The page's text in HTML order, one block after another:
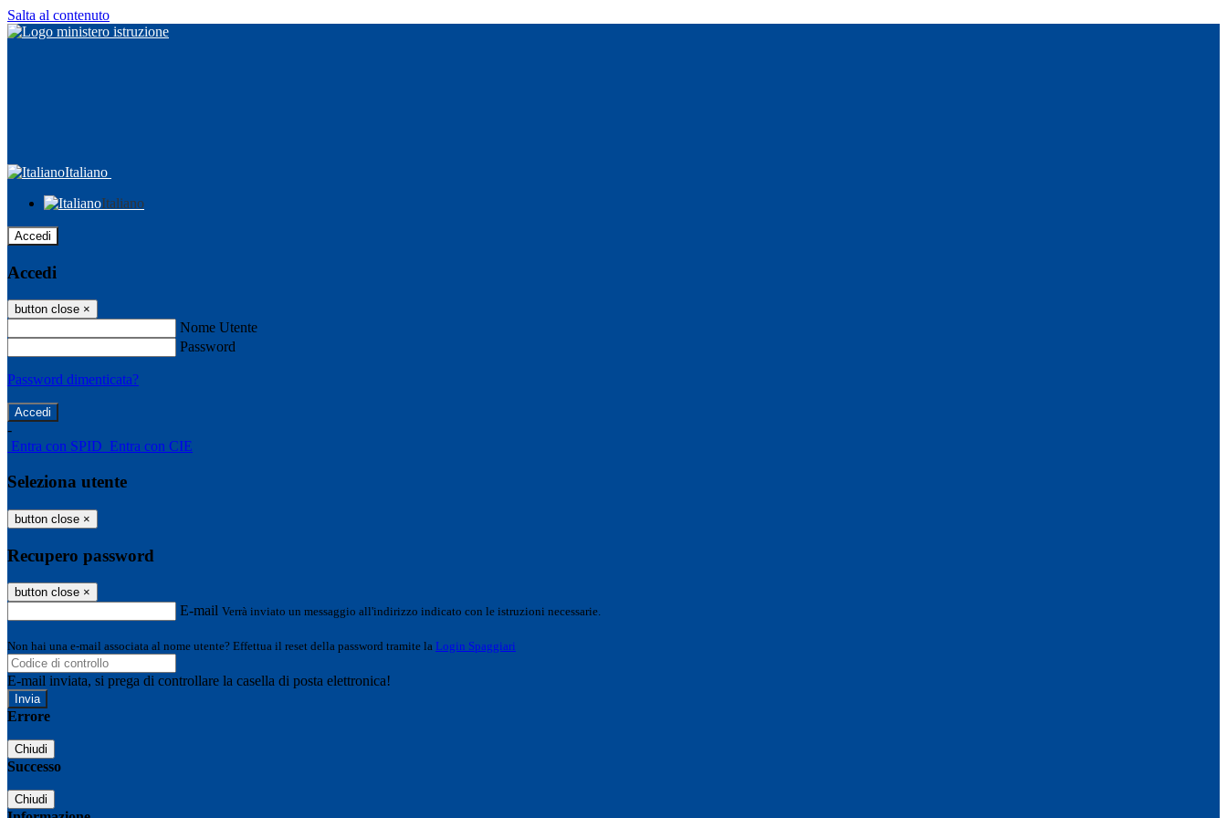
Salta al contenuto
Italiano
Italiano
Accedi
Accedi
button close ×
Nome Utente
Password
Password dimenticata?
-
Entra con SPID Entra con CIE
Seleziona utente
button close ×
Recupero password
button close ×
E-mail Verrà inviato un messaggio all'indirizzo indicato con le istruzioni necessarie.
Non hai una e-mail associata al nome utente? Effettua il reset della password tramite la Login Spaggiari
E-mail inviata, si prega di controllare la casella di posta elettronica!
Errore
Chiudi
Successo
Chiudi